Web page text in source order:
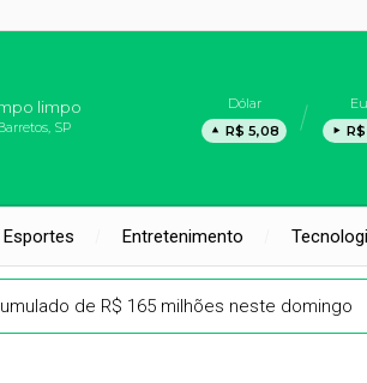
limpo
SP
Dólar
R$ 5,08
Esportes Entretenimento
de R$ 165 milhões neste domingo